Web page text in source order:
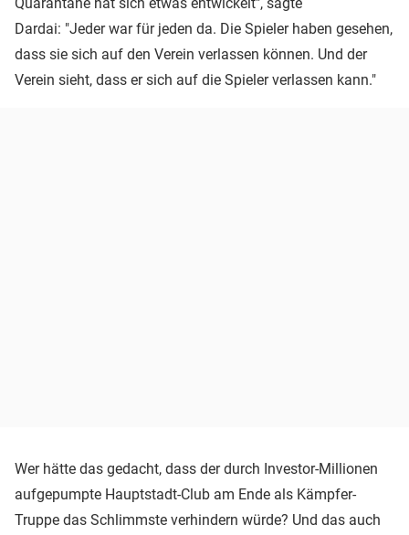
Dardai: "Jeder war für jeden da. Die Spieler haben gesehen,
dass sie sich auf den Verein verlassen können. Und der
Verein sieht, dass er sich auf die Spieler verlassen kann."
Wer hätte das gedacht, dass der durch Investor-Millionen
aufgepumpte Hauptstadt-Club am Ende als Kämpfer-
Truppe das Schlimmste verhindern würde? Und das auch